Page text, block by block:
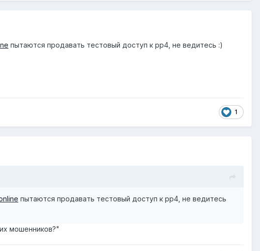
пытаются продавать тестовый доступ к рр4, не ведитесь :)
1
пытаются продавать тестовый доступ к рр4, не ведитесь
мошенников?"